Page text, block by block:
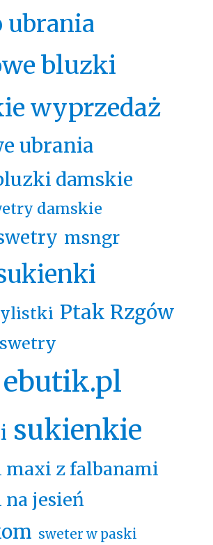
ubrania
bluzki
wyprzedaż
ubrania
damskie
damskie
msngr
Ptak Rzgów
sukienkie
z falbanami
jesień
sweter w paski